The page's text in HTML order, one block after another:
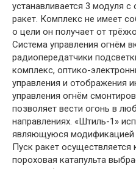
устанавливается 3 модуля
ракет. Комплекс не имеет
о цели он получает от
Система управления огнём
радиопередатчики
комплекс, оптико-
управления и отображения
управления огнём
позволяет вести огонь в
направлениях. «Штиль-1»
являющуюся модификацией
Пуск ракет
пороховая катапульта